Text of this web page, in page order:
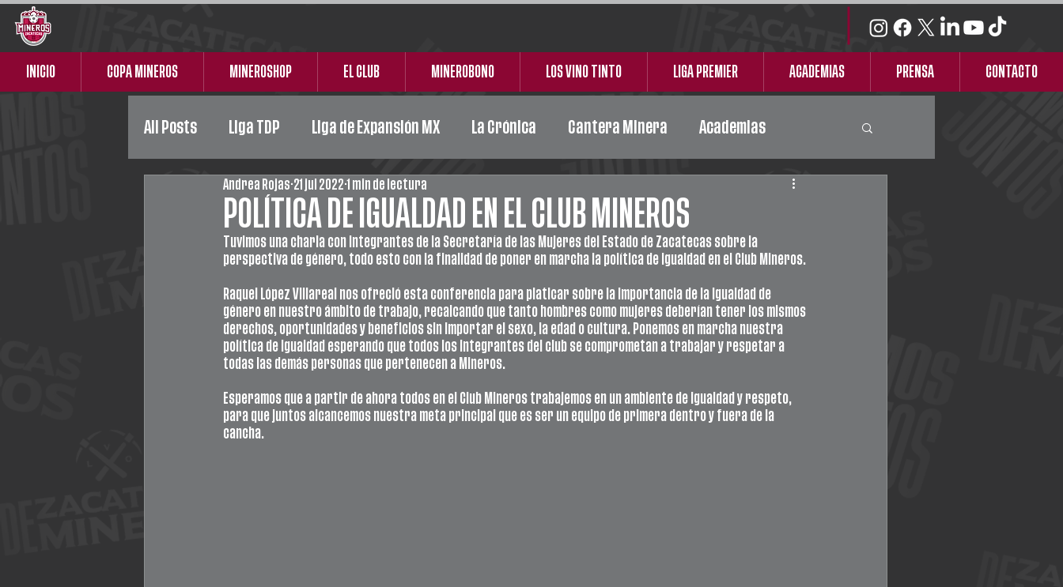
INICIO COPA MINEROS MINEROSHOP EL CLUB MINEROBONO LOS VINO TINTO LIGA PREMIER ACADEMIAS PRENSA CONTACTO
All Posts Liga TDP Liga de Expansión MX La Crónica Cantera Minera Academias
Liga Premier Femenil Acción Social
POLÍTICA DE IGUALDAD EN EL CLUB MINEROS
Andrea Rojas 21 jul 2022 1 min de lectura
Tuvimos una charla con integrantes de la Secretaría de las Mujeres del Estado de Zacatecas sobre la
perspectiva de género, todo esto con la finalidad de poner en marcha la política de igualdad en el Club Mineros.
Raquel López Villareal nos ofreció esta conferencia para platicar sobre la importancia de la igualdad de
género en nuestro ámbito de trabajo, recalcando que tanto hombres como mujeres deberían tener los mismos
derechos, oportunidades y beneficios sin importar el sexo, la edad o cultura. Ponemos en marcha nuestra
política de igualdad esperando que todos los integrantes del club se comprometan a trabajar y respetar a
todas las demás personas que pertenecen a Mineros.
Esperamos que a partir de ahora todos en el Club Mineros trabajemos en un ambiente de igualdad y respeto,
para que juntos alcancemos nuestra meta principal que es ser un equipo de primera dentro y fuera de la
cancha.